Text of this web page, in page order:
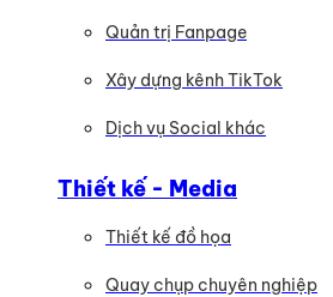
Quản trị Fanpage
Xây dựng kênh TikTok
Dịch vụ Social khác
Thiết kế - Media
Thiết kế đồ họa
Quay chụp chuyên nghiệp